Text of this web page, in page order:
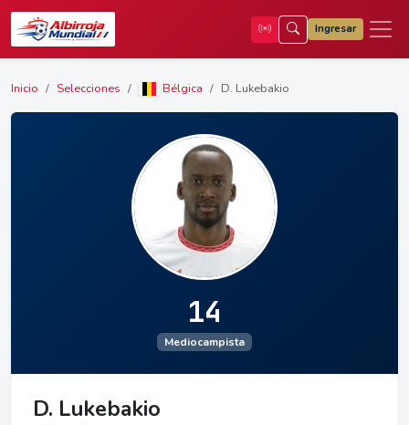
Ingresar
Inicio Selecciones Bélgica D. Lukebakio
14
Mediocampista
D. Lukebakio